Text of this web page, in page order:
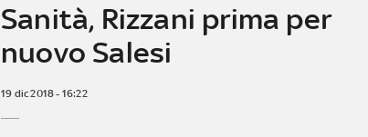
Sanità, Rizzani prima per
nuovo Salesi
19 dic 2018 - 16:22